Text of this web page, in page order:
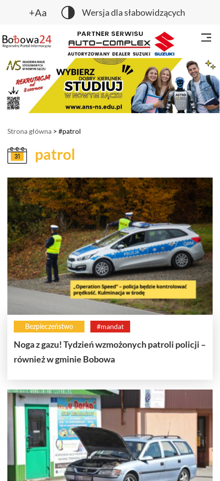
+Aa Wersja dla słabowidzących
Strona główna > #patrol
patrol
Bezpieczeństwo #mandat
Noga z gazu! Tydzień wzmożonych patroli policji –
również w gminie Bobowa